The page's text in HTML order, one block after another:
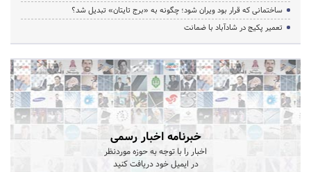
ساختمانی که قرار بود ویران شود؛ چگونه به «برج تایتان» تبدیل شد؟
تعمیر پکیج در شادآباد با ضمانت
خبرنامه اخبار رسمی
اخبار را با توجه به حوزه موردنظر
در ایمیل خود دریافت کنید